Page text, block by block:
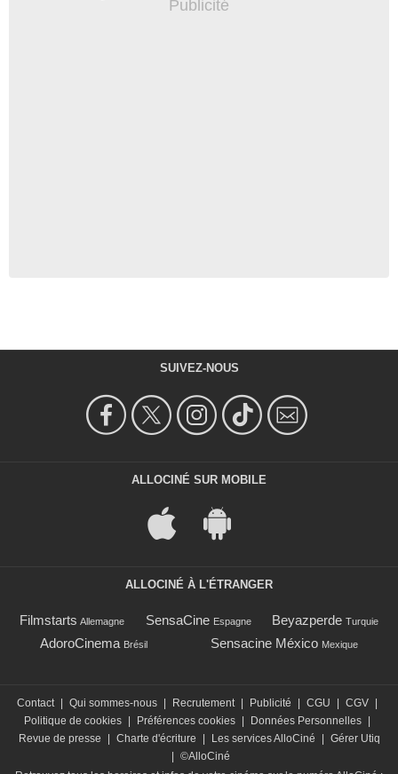
SUIVEZ-NOUS
ALLOCINÉ SUR MOBILE
ALLOCINÉ À L'ÉTRANGER
Filmstarts Allemagne SensaCine Espagne Beyazperde Turquie
AdoroCinema Brésil Sensacine México Mexique
Contact | Qui sommes-nous | Recrutement | Publicité | CGU | CGV |
Politique de cookies | Préférences cookies | Données Personnelles |
Revue de presse
| Charte d'écriture | Les services AlloCiné | Gérer Utiq
| ©AlloCiné